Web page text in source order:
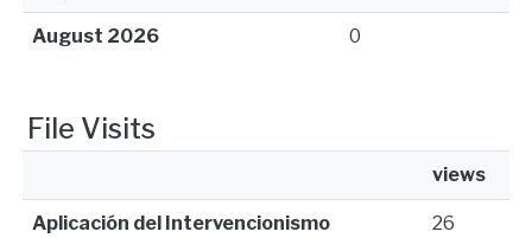
August 2026 0
File Visits
views
Aplicación del Intervencionismo
26